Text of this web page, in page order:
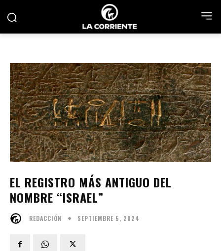
EL REGISTRO MÁS ANTIGUO DEL
NOMBRE “ISRAEL”
REDACCIÓN SEPTIEMBRE 5, 2024